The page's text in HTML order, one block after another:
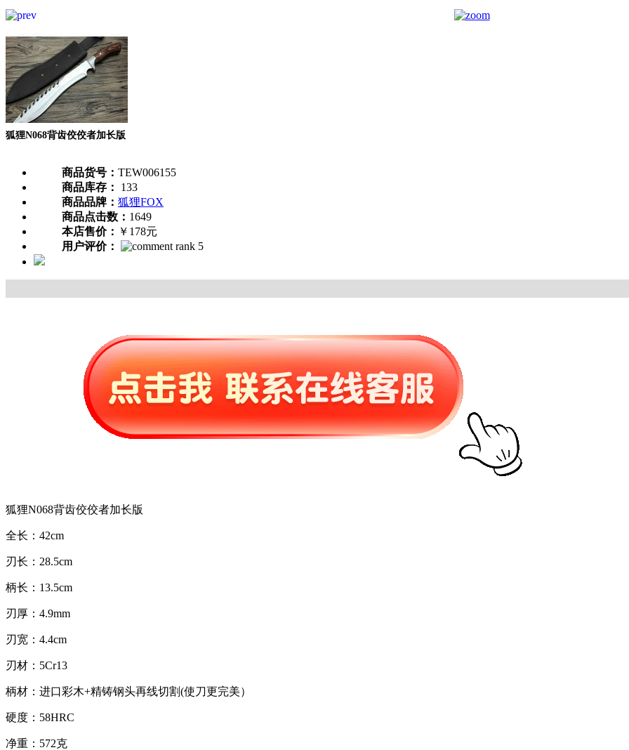
狐狸N068背齿佼佼者加长版
商品货号： TEW006155
商品库存：
133
商品品牌： 狐狸FOX
商品点击数： 1649
本店售价： ￥178元
用户评价：
狐狸N068背齿佼佼者加长版
全长：42cm
刃长：28.5cm
柄长：13.5cm
刃厚：4.9mm
刃宽：4.4cm
刃材：5Cr13
柄材：进口彩木+精铸钢头再线切割(使刀更完美）
硬度：58HRC
净重：572克